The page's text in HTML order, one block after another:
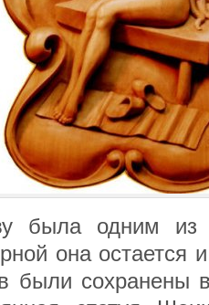
была одним из
она остается
были сохранены